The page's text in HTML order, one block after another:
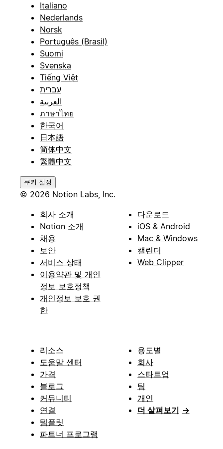
Italiano
Nederlands
Norsk
Português (Brasil)
Suomi
Svenska
Tiếng Việt
עברית
العربية
ภาษาไทย
한국어
日本語
简体中文
繁體中文
쿠키 설정
© 2026 Notion Labs, Inc.
회사 소개
Notion 소개
채용
보안
서비스 상태
이용약관 및 개인
정보 보호정책
개인정보 보호 권
한
다운로드
iOS & Android
Mac & Windows
캘린더
Web Clipper
리소스
도움말 센터
가격
블로그
커뮤니티
연결
템플릿
파트너 프로그램
용도별
회사
스타트업
팀
개인
더 살펴보기 →